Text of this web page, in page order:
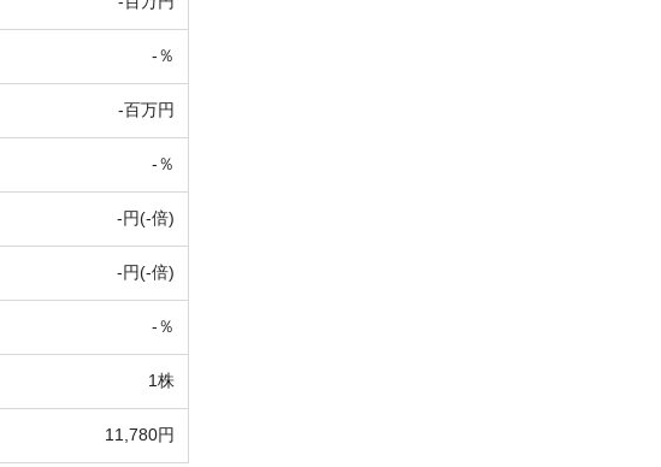
-％
-百万円
-％
-円(-倍)
-円(-倍)
-％
1株
11,780円